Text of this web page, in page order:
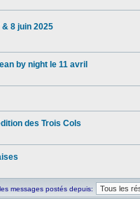
& 8 juin 2025
by night le 11 avril
des Trois Cols
messages postés depuis: